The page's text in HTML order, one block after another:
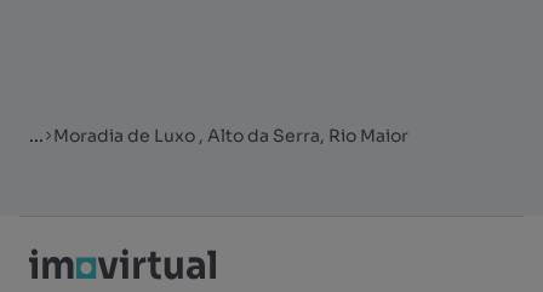
... Moradia de Luxo , Alto da Serra, Rio Maior